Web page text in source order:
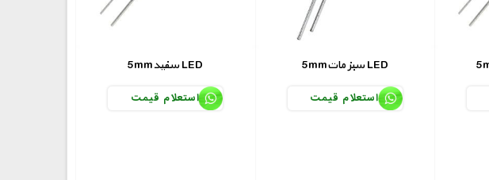
5mmسبز مات LED
استعلام قیمت
5mmسفید LED
استعلام قیمت